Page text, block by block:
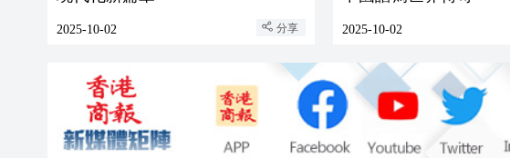
2025-10-02 分享 2025-10-02